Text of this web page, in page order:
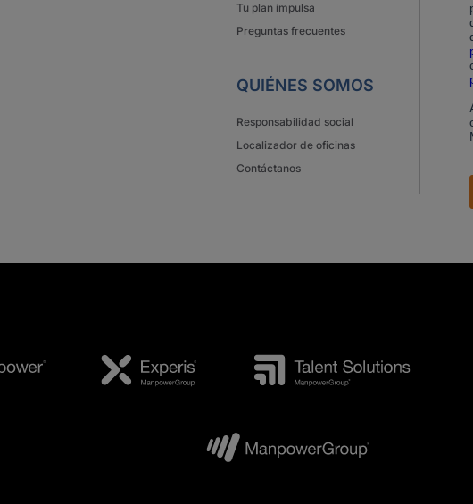
Tu plan impulsa
Preguntas frecuentes
QUIÉNES SOMOS
Responsabilidad social
Localizador de oficinas
Contáctanos